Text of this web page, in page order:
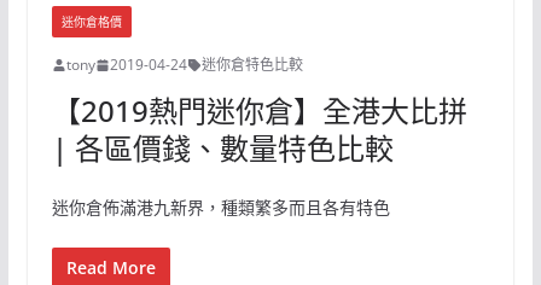
迷你倉格價
tony 2019-04-24 迷你倉特色比較
【2019熱門迷你倉】全港大比拼
| 各區價錢、數量特色比較
迷你倉佈滿港九新界，種類繁多而且各有特色
Read More